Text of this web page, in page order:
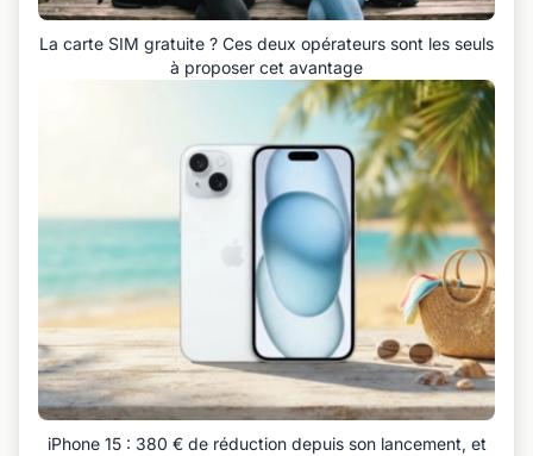
La carte SIM gratuite ? Ces deux opérateurs sont les seuls
à proposer cet avantage
iPhone 15 : 380 € de réduction depuis son lancement, et